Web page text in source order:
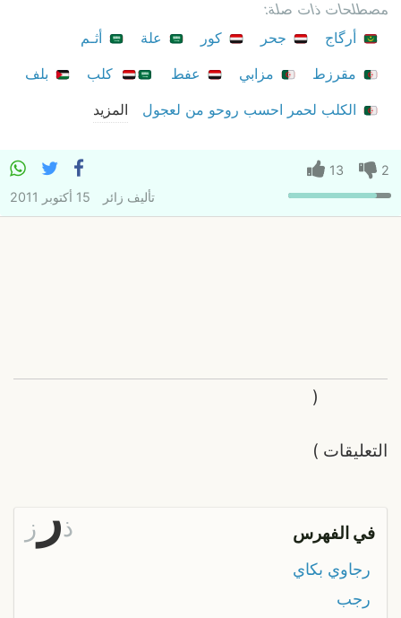
مصطلحات ذات صلة:
أرگاج
جحر كور علة
أثـم
مقرزط
مزابي عفط كلب
بلف
الكلب لحمر احسب روحو من لعجول
المزيد
2
13
تأليف زائر 15 أكتوبر 2011
التعليقات
(
)
في الفهرس ذر ز
رجاوي بكاي
رجب